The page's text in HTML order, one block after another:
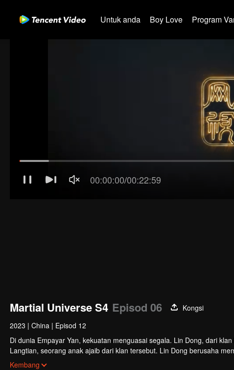
Untuk anda Boy Love Program
Martial Universe S4 Episod 06
Kongsi
2023 | China | Episod 12
Di dunia Empayar Yan, kekuatan menguasai segala. Lin Dong, dari
Langtian, seorang anak ajaib dari klan tersebut. Lin Dong berusaha
terduga ketika dia menemukan sebuah talisman misterius, membongkar
Kembang